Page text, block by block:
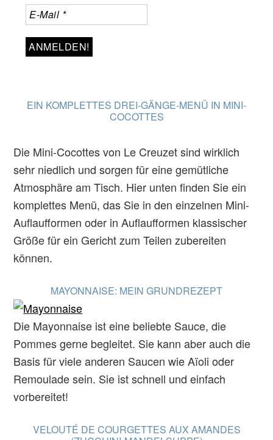
EIN KOMPLETTES DREI-GÄNGE-MENÜ IN MINI-
COCOTTES
Die Mini-Cocottes von Le Creuzet sind wirklich
sehr niedlich und sorgen für eine gemütliche
Atmosphäre am Tisch. Hier unten finden Sie ein
komplettes Menü, das Sie in den einzelnen Mini-
Auflaufformen oder in Auflaufformen klassischer
Größe für ein Gericht zum Teilen zubereiten
können.
MAYONNAISE: MEIN GRUNDREZEPT
Die Mayonnaise ist eine beliebte Sauce, die
Pommes gerne begleitet. Sie kann aber auch die
Basis für viele anderen Saucen wie Aïoli oder
Remoulade sein. Sie ist schnell und einfach
vorbereitet!
VELOUTÉ DE COURGETTES AUX AMANDES